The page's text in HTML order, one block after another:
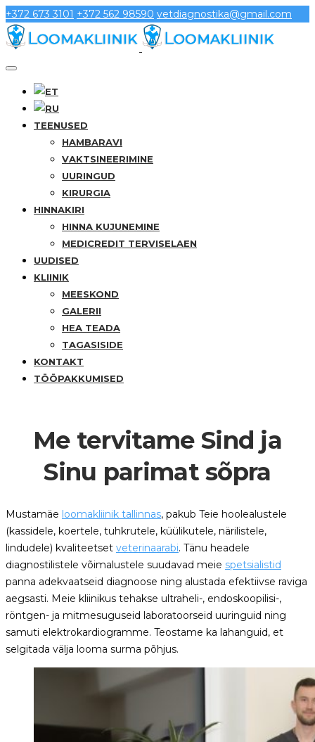
+372 673 3101 +372 562 98590 vetdiagnostika@gmail.com
TEENUSED
HAMBARAVI
VAKTSINEERIMINE
UURINGUD
KIRURGIA
HINNAKIRI
HINNA KUJUNEMINE
MEDICREDIT TERVISELAEN
UUDISED
KLIINIK
MEESKOND
GALERII
HEA TEADA
TAGASISIDE
KONTAKT
TÖÖPAKKUMISED
Me tervitame Sind ja
Sinu parimat sõpra
Mustamäe loomakliinik tallinnas, pakub Teie hoolealustele
(kassidele, koertele, tuhkrutele, küülikutele, närilistele,
lindudele) kvaliteetset veterinaarabi. Tänu headele
diagnostilistele võimalustele suudavad meie spetsialistid
panna adekvaatseid diagnoose ning alustada efektiivse raviga
aegsasti. Meie kliinikus tehakse ultraheli-, endoskoopilisi-,
röntgen- ja mitmesuguseid laboratoorseid uuringuid ning
samuti elektrokardiogramme. Teostame ka lahanguid, et
selgitada välja looma surma põhjus.